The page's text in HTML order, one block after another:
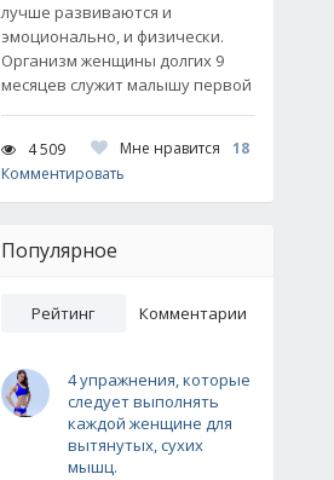
лучше развиваются и
эмоционально, и физически.
Организм женщины долгих 9
месяцев служит малышу первой
4 509 Мне нравится
18
Комментировать
Популярное
Рейтинг Комментарии
4 упражнения, которые
следует выполнять
каждой женщине для
вытянутых, сухих
мышц.